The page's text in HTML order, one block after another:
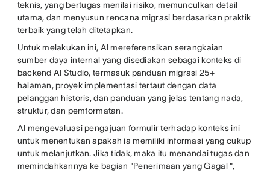
teknis, yang bertugas menilai risiko, memunculkan detail
utama, dan menyusun rencana migrasi berdasarkan praktik
terbaik yang telah ditetapkan.
Untuk melakukan ini, AI mereferensikan serangkaian
sumber daya internal yang disediakan sebagai konteks di
backend AI Studio, termasuk panduan migrasi 25+
halaman, proyek implementasi tertaut dengan data
pelanggan historis, dan panduan yang jelas tentang nada,
struktur, dan pemformatan.
AI mengevaluasi pengajuan formulir terhadap konteks ini
untuk menentukan apakah ia memiliki informasi yang cukup
untuk melanjutkan. Jika tidak, maka itu menandai tugas dan
memindahkannya ke bagian "Penerimaan yang Gagal ",